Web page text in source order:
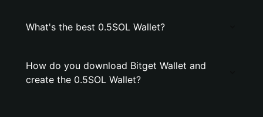
What's the best 0.5SOL Wallet?
How do you download Bitget Wallet and
create the 0.5SOL Wallet?